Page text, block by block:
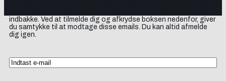
indbakke. Ved at tilmelde dig og afkrydse boksen nedenfor, giver
du samtykke til at modtage disse emails. Du kan altid afmelde
dig igen.